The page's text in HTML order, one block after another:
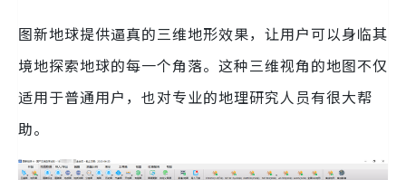
图新地球提供逼真的三维地形效果，让用户可以身临其
境地探索地球的每一个角落。这种三维视角的地图不仅
适用于普通用户，也对专业的地理研究人员有很大帮
助。